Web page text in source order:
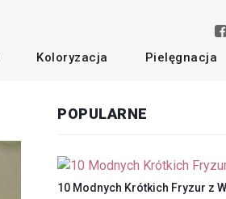
Koloryzacja Pielęgnacja
POPULARNE
10 Modnych Krótkich Fryzur z